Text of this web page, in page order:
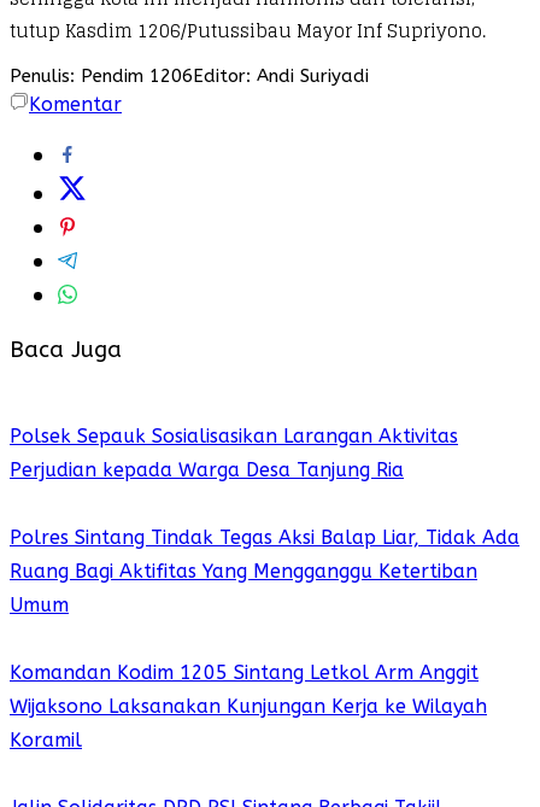
tutup Kasdim 1206/Putussibau Mayor Inf Supriyono.
Penulis: Pendim 1206Editor: Andi Suriyadi
Komentar
Baca Juga
Polsek Sepauk Sosialisasikan Larangan Aktivitas
Perjudian kepada Warga Desa Tanjung Ria
Polres Sintang Tindak Tegas Aksi Balap Liar, Tidak Ada
Ruang Bagi Aktifitas Yang Mengganggu Ketertiban
Umum
Komandan Kodim 1205 Sintang Letkol Arm Anggit
Wijaksono Laksanakan Kunjungan Kerja ke Wilayah
Koramil